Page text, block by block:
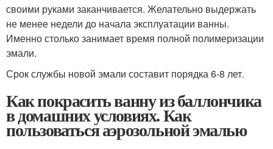
своими руками заканчивается. Желательно выдержать
не менее недели до начала эксплуатации ванны.
Именно столько занимает время полной полимеризации
эмали.
Срок службы новой эмали составит порядка 6-8 лет.
Как покрасить ванну из баллончика
в домашних условиях. Как
пользоваться аэрозольной эмалью